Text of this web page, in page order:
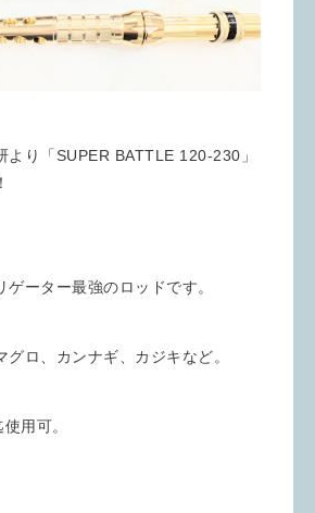
より「SUPER BATTLE 120-230」
ゲーター最強のロッドです。
グロ、カンナギ、カジキなど。
用可。